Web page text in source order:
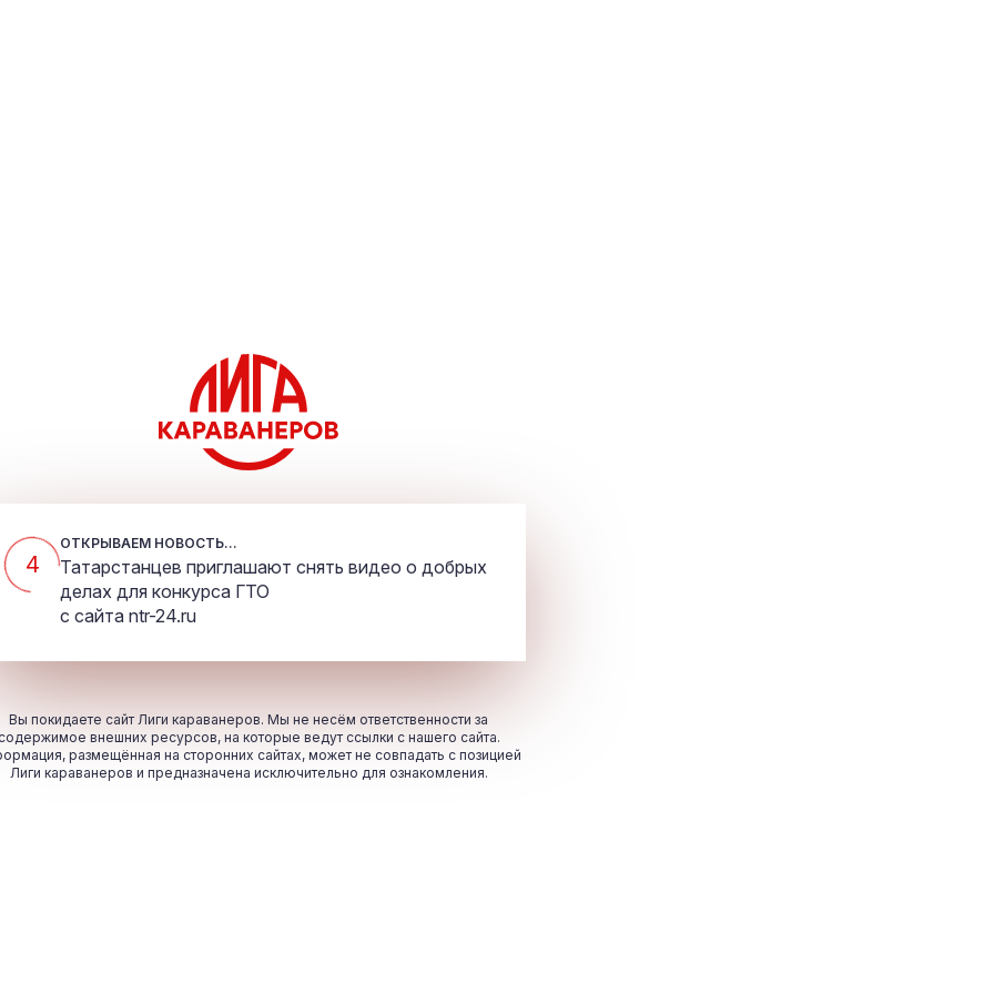
4
ОТКРЫВАЕМ НОВОСТЬ...
Татарстанцев приглашают снять видео о добрых
делах для конкурса ГТО
с сайта ntr-24.ru
Вы покидаете сайт Лиги караванеров. Мы не несём ответственности за
внешних ресурсов, на которые ведут ссылки с нашего сайта.
размещённая на сторонних сайтах, может не совпадать с позицией
Лиги караванеров и предназначена исключительно для ознакомления.